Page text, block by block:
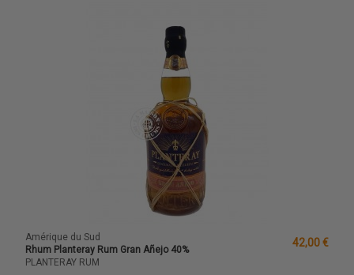
Amérique du Sud
Rhum Planteray Rum Gran Añejo 40%
PLANTERAY RUM
42,00 €